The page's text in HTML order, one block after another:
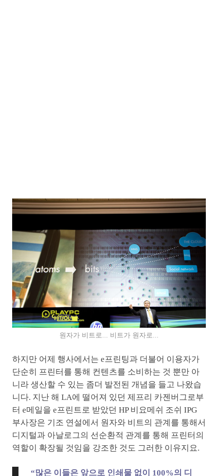
원자가 비트로... 비트가 원자로...
하지만 어제 행사에서는 e프린팅과 더불어 이용자가
단순히 프린터를 통해 컨텐츠를 소비하는 것 뿐만 아
니라 생산할 수 있는 좀더 발전된 개념을 들고 나왔습
니다. 지난 해 LA에 떨어져 있던 제프리 카젠버그로부
터 e메일을 e프린트로 받았던 HP 비요메쉬 조쉬 IPG
부사장은 기조 연설에서 원자와 비트의 관계를 통해서
디지털과 아날로그의 선순환적 관계를 통해 프린터의
역할이 확장될 것임을 강조한 것도 그러한 이유지요.
“많은 이들은 앞으로 인쇄물 없이 100%의 디